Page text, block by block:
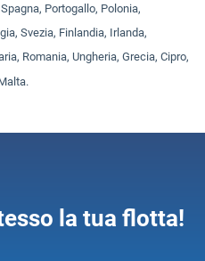
Portogallo, Polonia,
Svezia, Finlandia, Irlanda,
Romania, Ungheria, Grecia, Cipro,
la tua flotta!